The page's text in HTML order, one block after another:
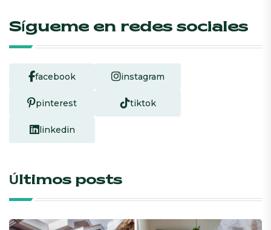
Sígueme en redes sociales
facebook instagram
pinterest tiktok
linkedin
Últimos posts